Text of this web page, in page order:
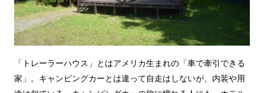
「トレーラーハウス」とはアメリカ生まれの「車で牽引できる
家」。キャンピングカーとは違って自走はしないが、内装や用